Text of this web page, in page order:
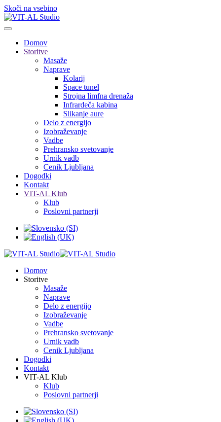
Skoči na vsebino
Domov
Storitve
Masaže
Naprave
Kolarij
Space tunel
Strojna limfna drenaža
Infrardeča kabina
Slikanje aure
Delo z energijo
Izobraževanje
Vadbe
Prehransko svetovanje
Urnik vadb
Cenik Ljubljana
Dogodki
Kontakt
VIT-AL Klub
Klub
Poslovni partnerji
Domov
Storitve
Masaže
Naprave
Delo z energijo
Izobraževanje
Vadbe
Prehransko svetovanje
Urnik vadb
Cenik Ljubljana
Dogodki
Kontakt
VIT-AL Klub
Klub
Poslovni partnerji